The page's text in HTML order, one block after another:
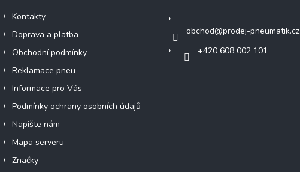
Kontakty
Doprava a platba
Obchodní podmínky
Reklamace pneu
Informace pro Vás
Podmínky ochrany osobních údajů
Napište nám
Mapa serveru
Značky
obchod@prodej-pneumatik.cz
+420 608 002 101